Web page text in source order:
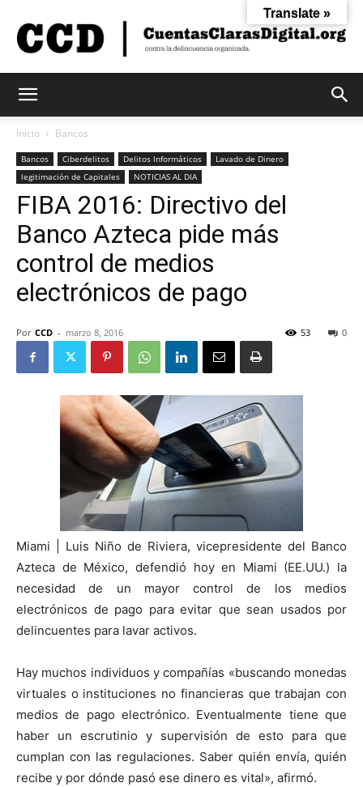
Claras
Digital
Inicio Bancos
Bancos Ciberdelitos Delitos Informáticos
Lavado de Dinero
legitimación de Capitales
NOTICIAS AL DIA
FIBA 2016: Directivo del
Banco Azteca pide más
control de medios
electrónicos de pago
Por CCD - marzo 8, 2016 0
53
Miami | Luis Niño de Riviera, vicepresidente del Banco
Azteca de México, defendió hoy en Miami (EE.UU.) la
necesidad de un mayor control de los medios
electrónicos de pago para evitar que sean usados por
delincuentes para lavar activos.
Hay muchos individuos y compañías «buscando monedas
virtuales o instituciones no financieras que trabajan con
medios de pago electrónico. Eventualmente tiene que
haber un escrutinio y supervisión de esto para que
cumplan con las regulaciones. Saber quién envía, quién
recibe y por dónde pasó ese dinero es vital», afirmó.
Translate »